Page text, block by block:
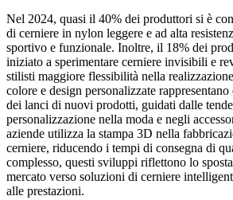
Nel 2024, quasi il 40% dei produttori si è
di cerniere in nylon leggere e ad alta
sportivo e funzionale. Inoltre, il 18% dei
iniziato a sperimentare cerniere invisibili e
stilisti maggiore flessibilità nella
colore e design personalizzate
dei lanci di nuovi prodotti, guidati dalle
personalizzazione nella moda e negli
aziende utilizza la stampa 3D nella
cerniere, riducendo i tempi di consegna di
complesso, questi sviluppi riflettono lo
mercato verso soluzioni di cerniere
alle prestazioni.